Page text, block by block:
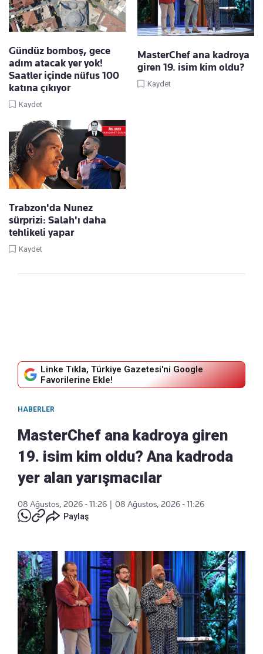
Gündüz bomboş, gece
adım atacak yer yok!
Saatler içinde nüfus 100
katına çıkıyor
Kaydet
MasterChef ana kadroya
giren 19. isim kim oldu?
Kaydet
Trabzon'da Nunez
sürprizi: Salah'ı daha
tehlikeli yapar
Kaydet
Linke Tıkla, Türkiye Gazetesi'ni Google
Favorilerine Ekle!
HABERLER
MasterChef ana kadroya giren
19. isim kim oldu? Ana kadroda
yer alan yarışmacılar
08 Ağustos, 2026 - 11:26
08 Ağustos, 2026 - 11:26
Paylaş